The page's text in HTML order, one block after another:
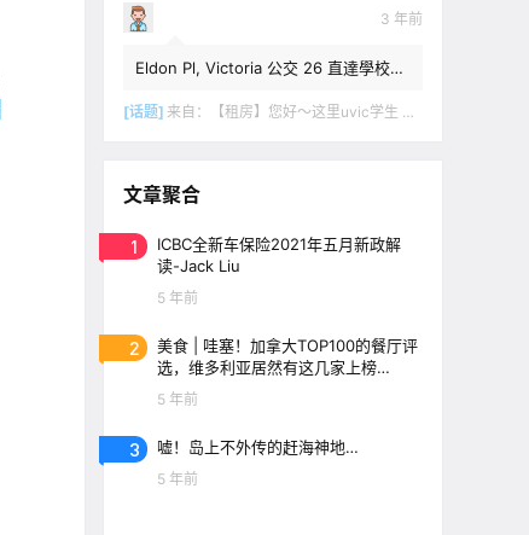
3 年前
Eldon Pl, Victoria 公交 26 直達學校，
[话题] 来自： 【租房】您好～这里uvic学生 明年1月份开始 希望找个独立出入的 爱干净 谢谢！
文章聚合
1
ICBC全新车保险2021年五月新政解
读-Jack Liu
5 年前
2
美食 | 哇塞！加拿大TOP100的餐厅评
选，维多利亚居然有这几家上榜
了！！
5 年前
3 嘘！岛上不外传的赶海神地…
5 年前